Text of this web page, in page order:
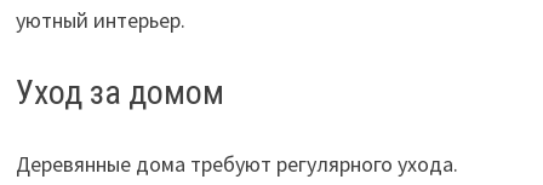
уютный интерьер.
Уход за домом
Деревянные дома требуют регулярного ухода.